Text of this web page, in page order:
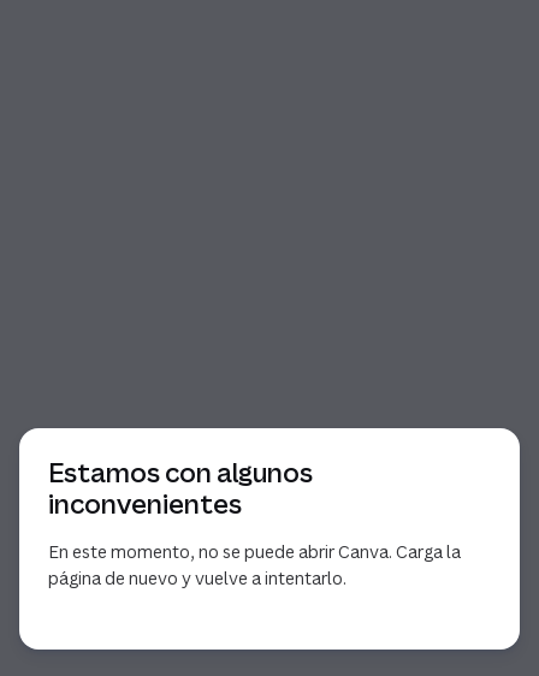
Estamos con algunos
inconvenientes
En este momento, no se puede abrir Canva. Carga la
página de nuevo y vuelve a intentarlo.